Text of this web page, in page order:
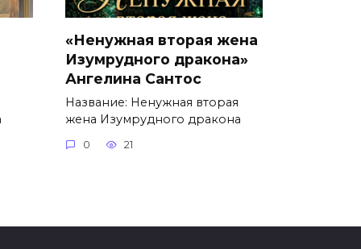
«Ненужная вторая жена
Изумрудного дракона»
Ангелина Сантос
Название: Ненужная вторая
жена Изумрудного дракона
0 21